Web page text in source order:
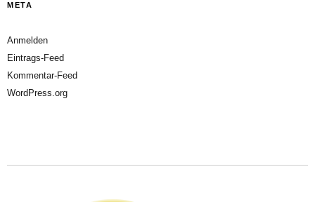
META
Anmelden
Eintrags-Feed
Kommentar-Feed
WordPress.org